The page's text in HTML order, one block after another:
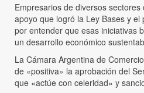
Empresarios de diversos
apoyo que logró la Ley Bases y
por entender que esas iniciativas
un desarrollo económico
La Cámara Argentina de
de «positiva» la aprobación del
que «actúe con celeridad» y